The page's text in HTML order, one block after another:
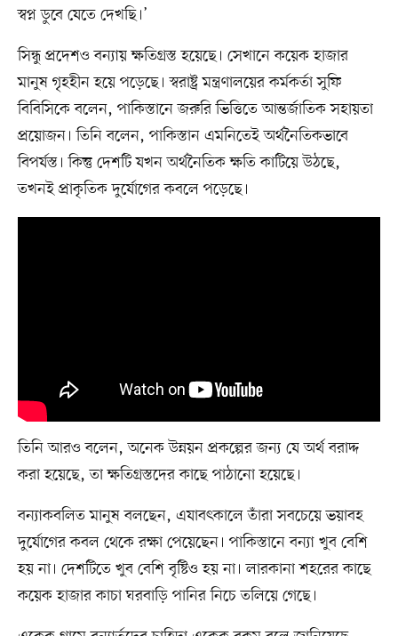
স্বপ্ন ডুবে যেতে দেখছি।’
সিন্ধু প্রদেশও বন্যায় ক্ষতিগ্রস্ত হয়েছে। সেখানে কয়েক হাজার
মানুষ গৃহহীন হয়ে পড়েছে। স্বরাষ্ট্র মন্ত্রণালয়ের কর্মকর্তা সুফি
বিবিসিকে বলেন, পাকিস্তানে জরুরি ভিত্তিতে আন্তর্জাতিক সহায়তা
প্রয়োজন। তিনি বলেন, পাকিস্তান এমনিতেই অর্থনৈতিকভাবে
বিপর্যস্ত। কিন্তু দেশটি যখন অর্থনৈতিক ক্ষতি কাটিয়ে উঠছে,
তখনই প্রাকৃতিক দুর্যোগের কবলে পড়েছে।
তিনি আরও বলেন, অনেক উন্নয়ন প্রকল্পের জন্য যে অর্থ বরাদ্দ
করা হয়েছে, তা ক্ষতিগ্রস্তদের কাছে পাঠানো হয়েছে।
বন্যাকবলিত মানুষ বলছেন, এযাবৎকালে তাঁরা সবচেয়ে ভয়াবহ
দুর্যোগের কবল থেকে রক্ষা পেয়েছেন। পাকিস্তানে বন্যা খুব বেশি
হয় না। দেশটিতে খুব বেশি বৃষ্টিও হয় না। লারকানা শহরের কাছে
কয়েক হাজার কাচা ঘরবাড়ি পানির নিচে তলিয়ে গেছে।